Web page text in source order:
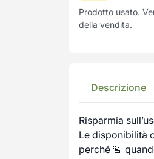
Prodotto usato.
della vendita.
Descrizione
Risparmia
Le disponibilità
perché 🚨